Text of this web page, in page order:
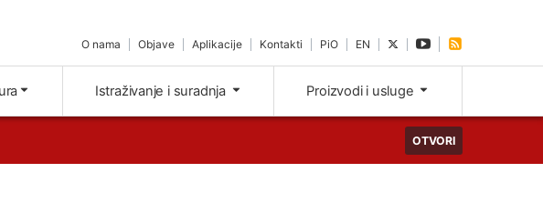
O nama Objave Aplikacije Kontakti PiO EN
Istraživanje i suradnja Proizvodi i usluge
OTVORI